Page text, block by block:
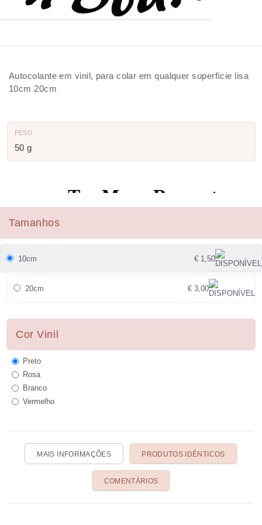
Autocolante em vinil, para colar em qualquer superfície lisa
10cm 20cm
PESO
50 g
Tamanhos
10cm € 1,50
20cm € 3,00
Cor Vinil
Preto
Rosa
Branco
Vermelho
MAIS INFORMAÇÕES PRODUTOS IDÊNTICOS
COMENTÁRIOS